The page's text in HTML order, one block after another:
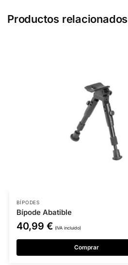
Productos relacionados
BÍPODES
Bípode Abatible
40,99 € (IVA incluido)
Comprar